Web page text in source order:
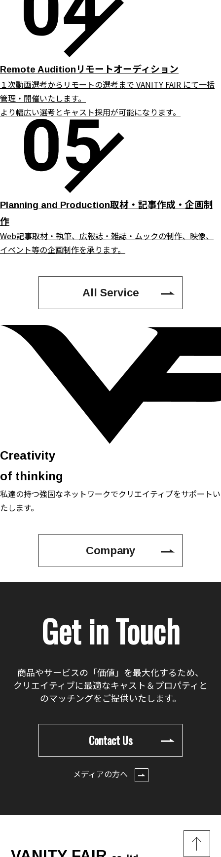
Remote Audition リモートオーディション
１次動画選考からリモートの選考まで VANITY FAIR にて一括
管理・開催いたします。
より幅広い選考とキャスト採用が可能になります。
Planning and Production取材・記事作成・企画制
作
Web記事取材・執筆、広報誌・雑誌・ムックの制作、映像、
イベント等の企画制作を承ります。
All Service
Creativity
of thinking
私達の持つ強固なネットワークでクリエイティブをサポートい
たします。
Company
Get in Touch
商品やサービスの「価値」を最大化するため、
クリエイティブに最適なキャスト＆プロパティと
のマッチングをご提供いたします。
Contact Us
メディアの方へ